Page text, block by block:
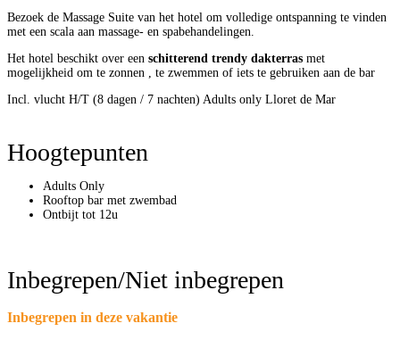
Bezoek de Massage Suite van het hotel om volledige ontspanning te vinden
met een scala aan massage- en spabehandelingen.
Het hotel beschikt over een schitterend trendy dakterras met
mogelijkheid om te zonnen , te zwemmen of iets te gebruiken aan de bar
Incl. vlucht H/T (8 dagen / 7 nachten) Adults only Lloret de Mar
Hoogtepunten
Adults Only
Rooftop bar met zwembad
Ontbijt tot 12u
Inbegrepen/Niet inbegrepen
Inbegrepen in deze vakantie